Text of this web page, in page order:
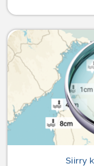
Siirry